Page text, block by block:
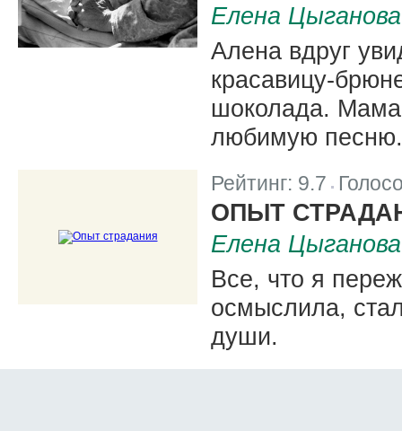
Елена Цыганова
Алена вдруг
красавицу-
шоколада. Мама
любимую песню.
Рейтинг: 9.7
ОПЫТ
Елена Цыганова
Все, что я
осмыслила,
души.